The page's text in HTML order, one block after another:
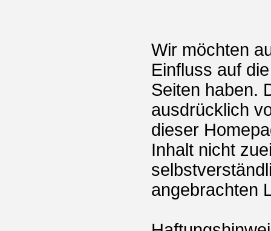
Wir möchten
Einfluss auf
Seiten haben.
ausdrücklich
dieser
Inhalt nicht
angebrachten